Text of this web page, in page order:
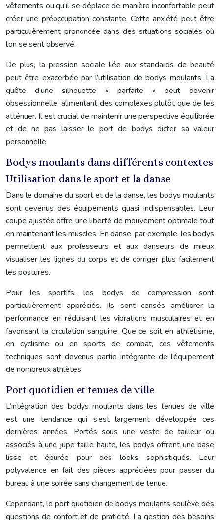
vêtements ou qu’il se déplace de manière inconfortable peut
créer une préoccupation constante. Cette anxiété peut être
particulièrement prononcée dans des situations sociales où
l’on se sent observé.
De plus, la pression sociale liée aux standards de beauté
peut être exacerbée par l’utilisation de bodys moulants. La
quête d’une silhouette « parfaite » peut devenir
obsessionnelle, alimentant des complexes plutôt que de les
atténuer. Il est crucial de maintenir une perspective équilibrée
et de ne pas laisser le port de bodys dicter sa valeur
personnelle.
Bodys moulants dans différents contextes
Utilisation dans le sport et la danse
Dans le domaine du sport et de la danse, les bodys moulants
sont devenus des équipements quasi indispensables. Leur
coupe ajustée offre une liberté de mouvement optimale tout
en maintenant les muscles. En danse, par exemple, les bodys
permettent aux professeurs et aux danseurs de mieux
visualiser les lignes du corps et de corriger plus facilement
les postures.
Pour les sportifs, les bodys de compression sont
particulièrement appréciés. Ils sont censés améliorer la
performance en réduisant les vibrations musculaires et en
favorisant la circulation sanguine. Que ce soit en athlétisme,
en cyclisme ou en sports de combat, ces vêtements
techniques sont devenus partie intégrante de l’équipement
de nombreux athlètes.
Port quotidien et tenues de ville
L’intégration des bodys moulants dans les tenues de ville
est une tendance qui s’est largement développée ces
dernières années. Portés sous une veste de tailleur ou
associés à une jupe taille haute, les bodys offrent une base
lisse et épurée pour des looks sophistiqués. Leur
polyvalence en fait des pièces appréciées pour passer du
bureau à une soirée sans changement de tenue.
Cependant, le port quotidien de bodys moulants soulève des
questions de confort et de praticité. La gestion des besoins